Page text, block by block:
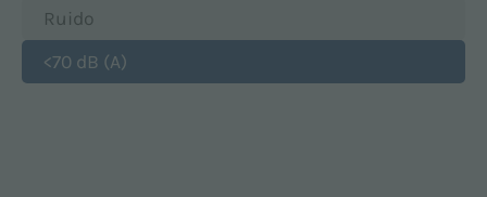
Ruido
<70 dB (A)